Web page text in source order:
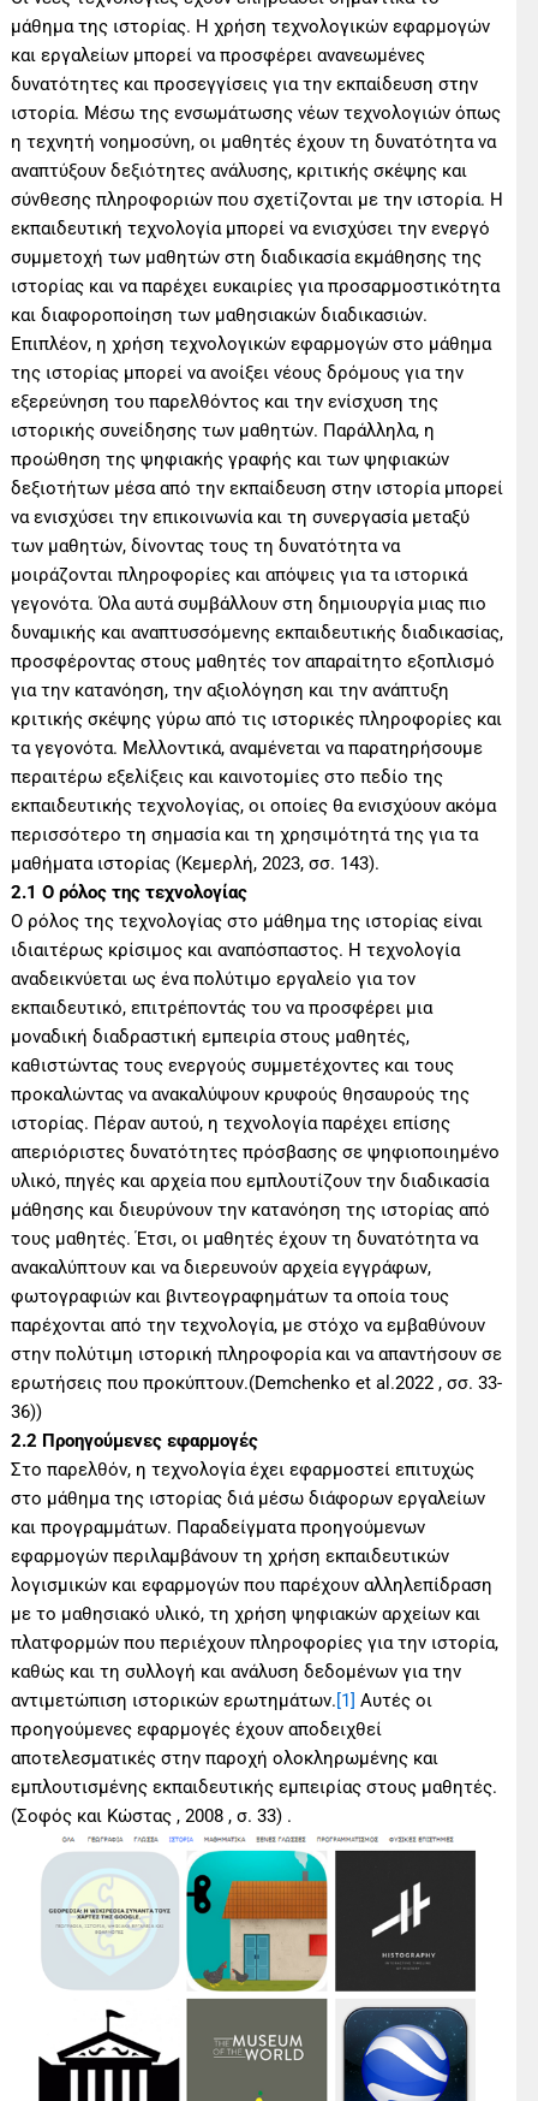
μάθημα της ιστορίας. Η χρήση τεχνολογικών εφαρμογών
και εργαλείων μπορεί να προσφέρει ανανεωμένες
δυνατότητες και προσεγγίσεις για την εκπαίδευση στην
ιστορία. Μέσω της ενσωμάτωσης νέων τεχνολογιών όπως
η τεχνητή νοημοσύνη, οι μαθητές έχουν τη δυνατότητα να
αναπτύξουν δεξιότητες ανάλυσης, κριτικής σκέψης και
σύνθεσης πληροφοριών που σχετίζονται με την ιστορία. Η
εκπαιδευτική τεχνολογία μπορεί να ενισχύσει την ενεργό
συμμετοχή των μαθητών στη διαδικασία εκμάθησης της
ιστορίας και να παρέχει ευκαιρίες για προσαρμοστικότητα
και διαφοροποίηση των μαθησιακών διαδικασιών.
Επιπλέον, η χρήση τεχνολογικών εφαρμογών στο μάθημα
της ιστορίας μπορεί να ανοίξει νέους δρόμους για την
εξερεύνηση του παρελθόντος και την ενίσχυση της
ιστορικής συνείδησης των μαθητών. Παράλληλα, η
προώθηση της ψηφιακής γραφής και των ψηφιακών
δεξιοτήτων μέσα από την εκπαίδευση στην ιστορία μπορεί
να ενισχύσει την επικοινωνία και τη συνεργασία μεταξύ
των μαθητών, δίνοντας τους τη δυνατότητα να
μοιράζονται πληροφορίες και απόψεις για τα ιστορικά
γεγονότα. Όλα αυτά συμβάλλουν στη δημιουργία μιας πιο
δυναμικής και αναπτυσσόμενης εκπαιδευτικής διαδικασίας,
προσφέροντας στους μαθητές τον απαραίτητο εξοπλισμό
για την κατανόηση, την αξιολόγηση και την ανάπτυξη
κριτικής σκέψης γύρω από τις ιστορικές πληροφορίες και
τα γεγονότα. Μελλοντικά, αναμένεται να παρατηρήσουμε
περαιτέρω εξελίξεις και καινοτομίες στο πεδίο της
εκπαιδευτικής τεχνολογίας, οι οποίες θα ενισχύουν ακόμα
περισσότερο τη σημασία και τη χρησιμότητά της για τα
μαθήματα ιστορίας (Κεμερλή, 2023, σσ. 143).
2.1 Ο ρόλος της τεχνολογίας
Ο ρόλος της τεχνολογίας στο μάθημα της ιστορίας είναι
ιδιαιτέρως κρίσιμος και αναπόσπαστος. Η τεχνολογία
αναδεικνύεται ως ένα πολύτιμο εργαλείο για τον
εκπαιδευτικό, επιτρέποντάς του να προσφέρει μια
μοναδική διαδραστική εμπειρία στους μαθητές,
καθιστώντας τους ενεργούς συμμετέχοντες και τους
προκαλώντας να ανακαλύψουν κρυφούς θησαυρούς της
ιστορίας. Πέραν αυτού, η τεχνολογία παρέχει επίσης
απεριόριστες δυνατότητες πρόσβασης σε ψηφιοποιημένο
υλικό, πηγές και αρχεία που εμπλουτίζουν την διαδικασία
μάθησης και διευρύνουν την κατανόηση της ιστορίας από
τους μαθητές. Έτσι, οι μαθητές έχουν τη δυνατότητα να
ανακαλύπτουν και να διερευνούν αρχεία εγγράφων,
φωτογραφιών και βιντεογραφημάτων τα οποία τους
παρέχονται από την τεχνολογία, με στόχο να εμβαθύνουν
στην πολύτιμη ιστορική πληροφορία και να απαντήσουν σε
ερωτήσεις που προκύπτουν.(Demchenko et al.2022 , σσ. 33-
36))
2.2 Προηγούμενες εφαρμογές
Στο παρελθόν, η τεχνολογία έχει εφαρμοστεί επιτυχώς
στο μάθημα της ιστορίας διά μέσω διάφορων εργαλείων
και προγραμμάτων. Παραδείγματα προηγούμενων
εφαρμογών περιλαμβάνουν τη χρήση εκπαιδευτικών
λογισμικών και εφαρμογών που παρέχουν αλληλεπίδραση
με το μαθησιακό υλικό, τη χρήση ψηφιακών αρχείων και
πλατφορμών που περιέχουν πληροφορίες για την ιστορία,
καθώς και τη συλλογή και ανάλυση δεδομένων για την
αντιμετώπιση ιστορικών ερωτημάτων.[1] Αυτές οι
προηγούμενες εφαρμογές έχουν αποδειχθεί
αποτελεσματικές στην παροχή ολοκληρωμένης και
εμπλουτισμένης εκπαιδευτικής εμπειρίας στους μαθητές.
(Σοφός και Κώστας , 2008 , σ. 33) .